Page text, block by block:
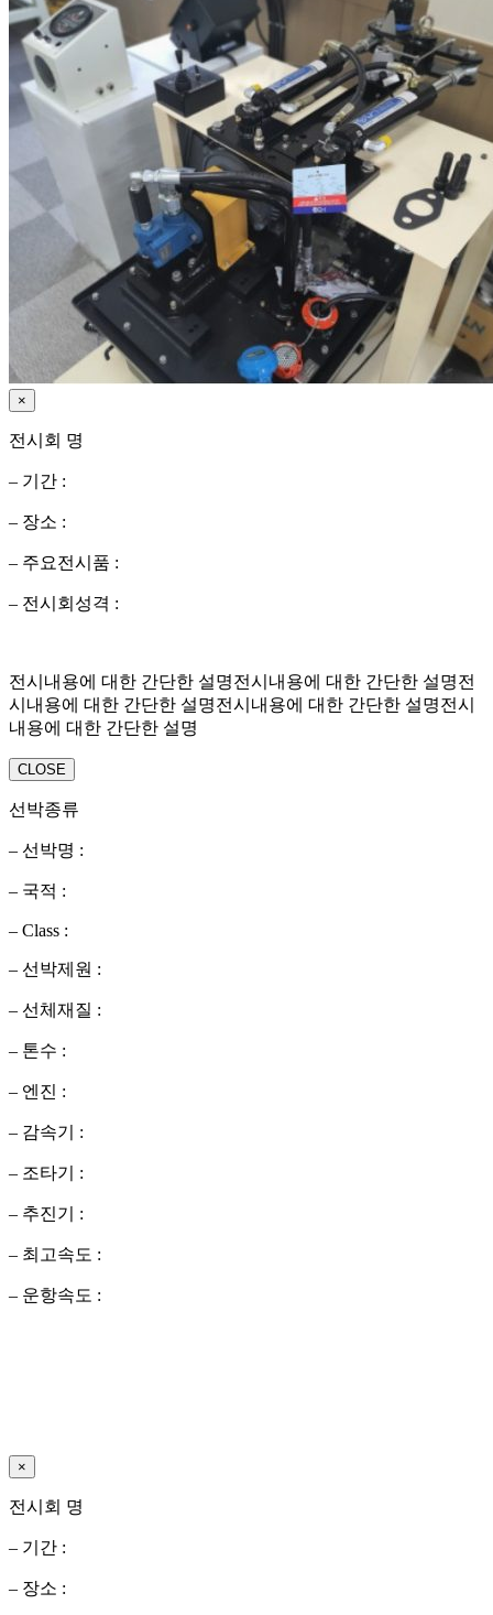
×
전시회 명
– 기간 :
– 장소 :
– 주요전시품 :
– 전시회성격 :
전시내용에 대한 간단한 설명전시내용에 대한 간단한 설명전
시내용에 대한 간단한 설명전시내용에 대한 간단한 설명전시
내용에 대한 간단한 설명
CLOSE
선박종류
– 선박명 :
– 국적 :
– Class :
– 선박제원 :
– 선체재질 :
– 톤수 :
– 엔진 :
– 감속기 :
– 조타기 :
– 추진기 :
– 최고속도 :
– 운항속도 :
×
전시회 명
– 기간 :
– 장소 :